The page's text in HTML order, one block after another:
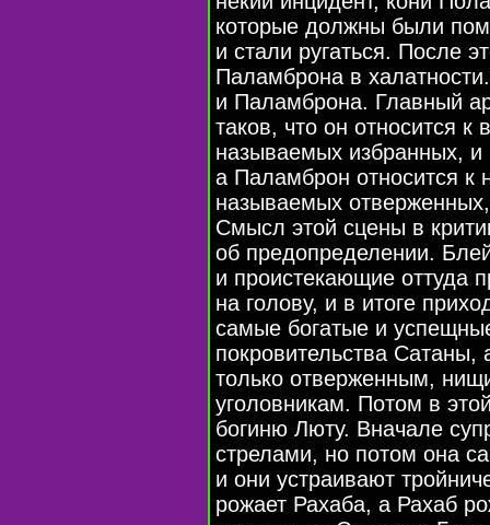
которые должны были
и стали ругаться. После
Паламброна в
и Паламброна. Главный
таков, что он относится
называемых избранных,
а Паламброн относится к
называемых
Смысл этой сцены в
об предопределении.
и проистекающие оттуда
на голову, и в итоге
самые богатые и
покровительства Сатаны,
только отверженным,
уголовникам. Потом в
богиню Люту. Вначале
стрелами, но потом она
и они устраивают
рожает Рахаба, а Рахаб